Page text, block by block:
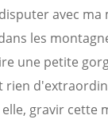
avec ma
les
une petite
rien
gravir cette